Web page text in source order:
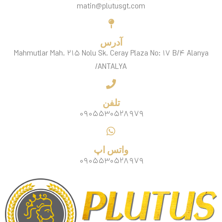
matin@plutusgt.com
آدرس
Mahmutlar Mah. ۲۱۵ Nolu Sk. Ceray Plaza No: ۱۷ B/۴ Alanya
/ANTALYA
تلفن
۰۹۰۵۵۳۰۵۲۸۹۷۹
واتس اپ
۰۹۰۵۵۳۰۵۲۸۹۷۹